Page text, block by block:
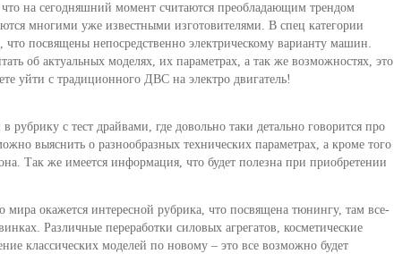
что на сегодняшний момент считаются преобладающим трендом
многими уже известными изготовителями. В спец категории
посвящены непосредственно электрическому варианту машин.
об актуальных моделях, их параметрах, а так же возможностях, это
уйти с традиционного ДВС на электро двигатель!
с тест драйвами, где довольно таки детально говорится про
выяснить о разнообразных технических параметрах, а кроме того
Так же имеется информация, что будет полезна при приобретении
окажется интересной рубрика, что посвящена тюнингу, там все-
Различные переработки силовых агрегатов, косметические
классических моделей по новому – это все возможно будет